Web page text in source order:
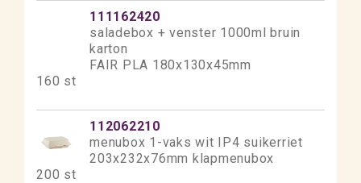
111162420
saladebox + venster 1000ml bruin
karton
FAIR PLA 180x130x45mm
160 st
112062210
menubox 1-vaks wit IP4 suikerriet
203x232x76mm klapmenubox
200 st